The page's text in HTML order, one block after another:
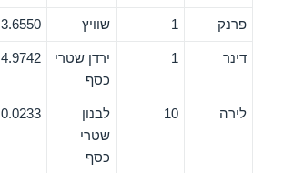
פרנק 1 שוויץ 3.6550
דינר 1
ירדן שטרי
כסף
4.9742
לירה 10
לבנון
שטרי
כסף
0.0233